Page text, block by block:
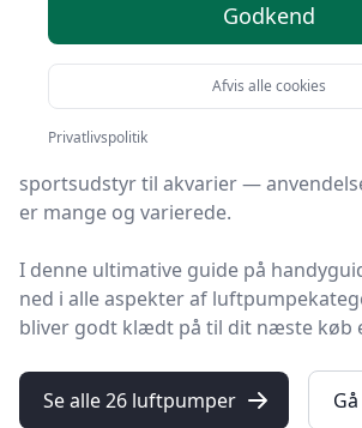
I vores moderne verden er
uundværligt værktøj for både
professionelle.
Fra oppustelige madrasser til
sportsudstyr til akvarier —
er mange og varierede.
I denne ultimative guide på
ned i alle aspekter af
bliver godt klædt på til dit næste køb
Se alle 26 luftpumper
Godkend
Afvis alle cookies
Privatlivspolitik